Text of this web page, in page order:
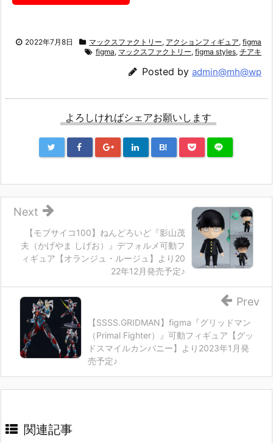
2022年7月8日 マックスファクトリー, アクションフィギュア, figma
figma, マックスファクトリー, figma styles, チアキ
Posted by admin@mh@wp
よろしければシェアお願いします
B!
【モブサイコ100】ねんどろいど『影山茂
夫（かげやま しげお）』デフォルメ可動フ
ィギュア【オランジュ・ルージュ】より20
22年12月発売予定♪
Next
【SSSS.GRIDMAN】figma『グリッドマン
（Primal Fighter）』可動フィギュア【グッ
ドスマイルカンパニー】より2023年1月発
売予定♪
Prev
関連記事